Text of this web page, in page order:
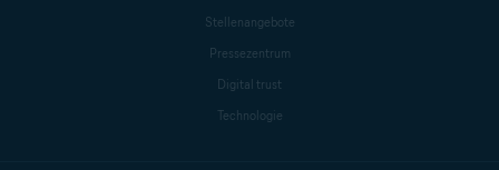
Stellenangebote
Pressezentrum
Digital trust
Technologie